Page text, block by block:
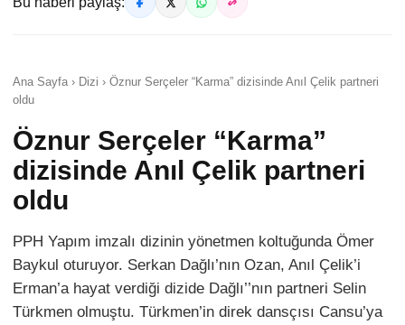
Ana Sayfa › Dizi › Öznur Serçeler “Karma” dizisinde Anıl Çelik partneri
oldu
Öznur Serçeler “Karma”
dizisinde Anıl Çelik partneri
oldu
PPH Yapım imzalı dizinin yönetmen koltuğunda Ömer
Baykul oturuyor. Serkan Dağlı’nın Ozan, Anıl Çelik’i
Erman’a hayat verdiği dizide Dağlı’’nın partneri Selin
Türkmen olmuştu. Türkmen’in direk dansçısı Cansu’ya